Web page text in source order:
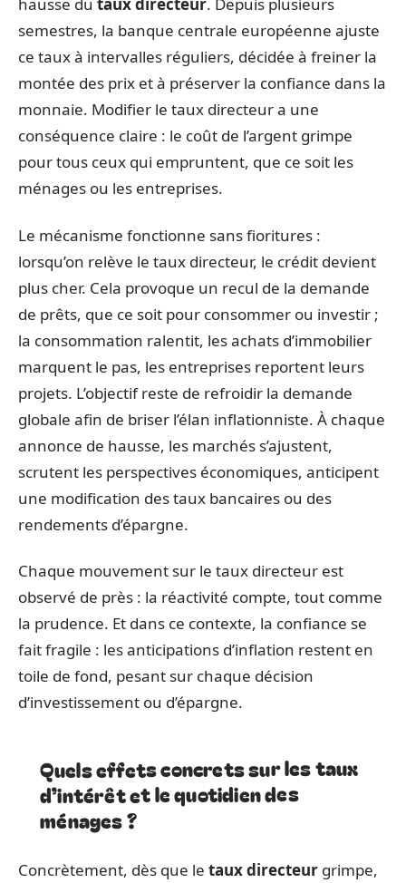
semestres, la banque centrale européenne ajuste
ce taux à intervalles réguliers, décidée à freiner la
montée des prix et à préserver la confiance dans la
monnaie. Modifier le taux directeur a une
conséquence claire : le coût de l’argent grimpe
pour tous ceux qui empruntent, que ce soit les
ménages ou les entreprises.
Le mécanisme fonctionne sans fioritures :
lorsqu’on relève le taux directeur, le crédit devient
plus cher. Cela provoque un recul de la demande
de prêts, que ce soit pour consommer ou investir ;
la consommation ralentit, les achats d’immobilier
marquent le pas, les entreprises reportent leurs
projets. L’objectif reste de refroidir la demande
globale afin de briser l’élan inflationniste. À chaque
annonce de hausse, les marchés s’ajustent,
scrutent les perspectives économiques, anticipent
une modification des taux bancaires ou des
rendements d’épargne.
Chaque mouvement sur le taux directeur est
observé de près : la réactivité compte, tout comme
la prudence. Et dans ce contexte, la confiance se
fait fragile : les anticipations d’inflation restent en
toile de fond, pesant sur chaque décision
d’investissement ou d’épargne.
Quels effets concrets sur les taux
d’intérêt et le quotidien des
ménages ?
Concrètement, dès que le taux directeur grimpe,